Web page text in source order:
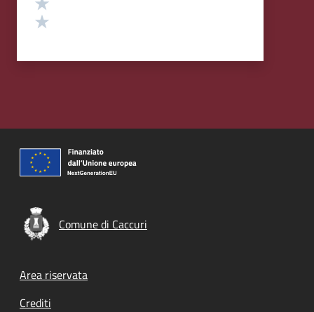
Comune di Caccuri
Footer menu
Area riservata
Crediti